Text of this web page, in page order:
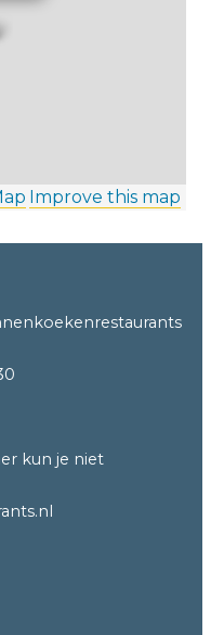
Improve this map
kun je niet